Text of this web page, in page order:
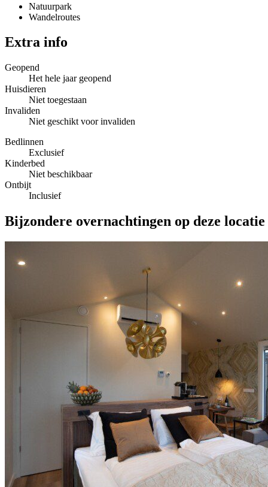
Natuurpark
Wandelroutes
Extra info
Geopend
Het hele jaar geopend
Huisdieren
Niet toegestaan
Invaliden
Niet geschikt voor invaliden
Bedlinnen
Exclusief
Kinderbed
Niet beschikbaar
Ontbijt
Inclusief
Bijzondere overnachtingen op deze locatie